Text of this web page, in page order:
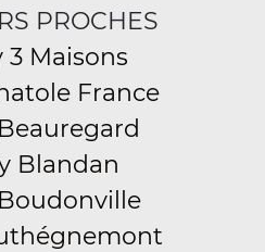
PROCHES
3 Maisons
France
Blandan